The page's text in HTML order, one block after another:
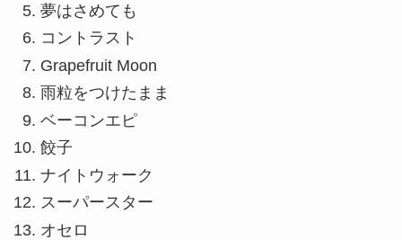
夢はさめても
コントラスト
Grapefruit Moon
雨粒をつけたまま
ベーコンエピ
餃子
ナイトウォーク
スーパースター
オセロ